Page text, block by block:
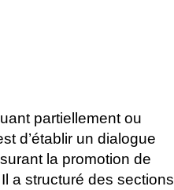
partiellement ou
d’établir un dialogue
la promotion de
Il a structuré des sections